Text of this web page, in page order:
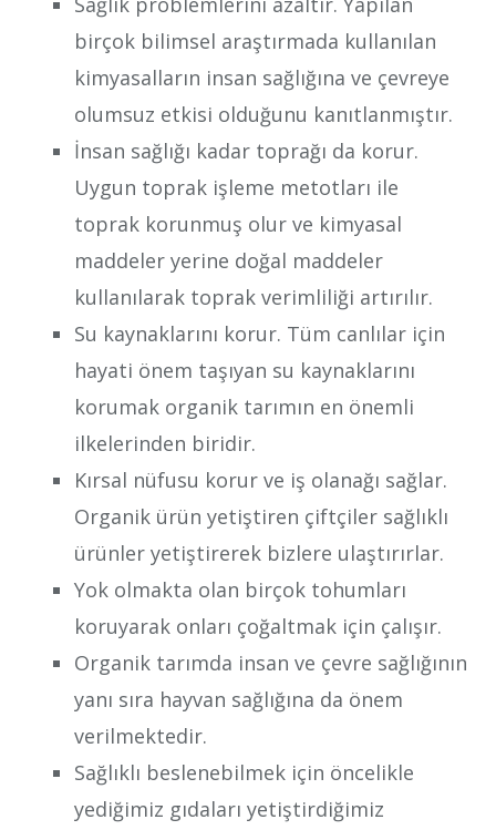
birçok bilimsel araştırmada kullanılan
kimyasalların insan sağlığına ve çevreye
olumsuz etkisi olduğunu kanıtlanmıştır.
İnsan sağlığı kadar toprağı da korur.
Uygun toprak işleme metotları ile
toprak korunmuş olur ve kimyasal
maddeler yerine doğal maddeler
kullanılarak toprak verimliliği artırılır.
Su kaynaklarını korur. Tüm canlılar için
hayati önem taşıyan su kaynaklarını
korumak organik tarımın en önemli
ilkelerinden biridir.
Kırsal nüfusu korur ve iş olanağı sağlar.
Organik ürün yetiştiren çiftçiler sağlıklı
ürünler yetiştirerek bizlere ulaştırırlar.
Yok olmakta olan birçok tohumları
koruyarak onları çoğaltmak için çalışır.
Organik tarımda insan ve çevre sağlığının
yanı sıra hayvan sağlığına da önem
verilmektedir.
Sağlıklı beslenebilmek için öncelikle
yediğimiz gıdaları yetiştirdiğimiz